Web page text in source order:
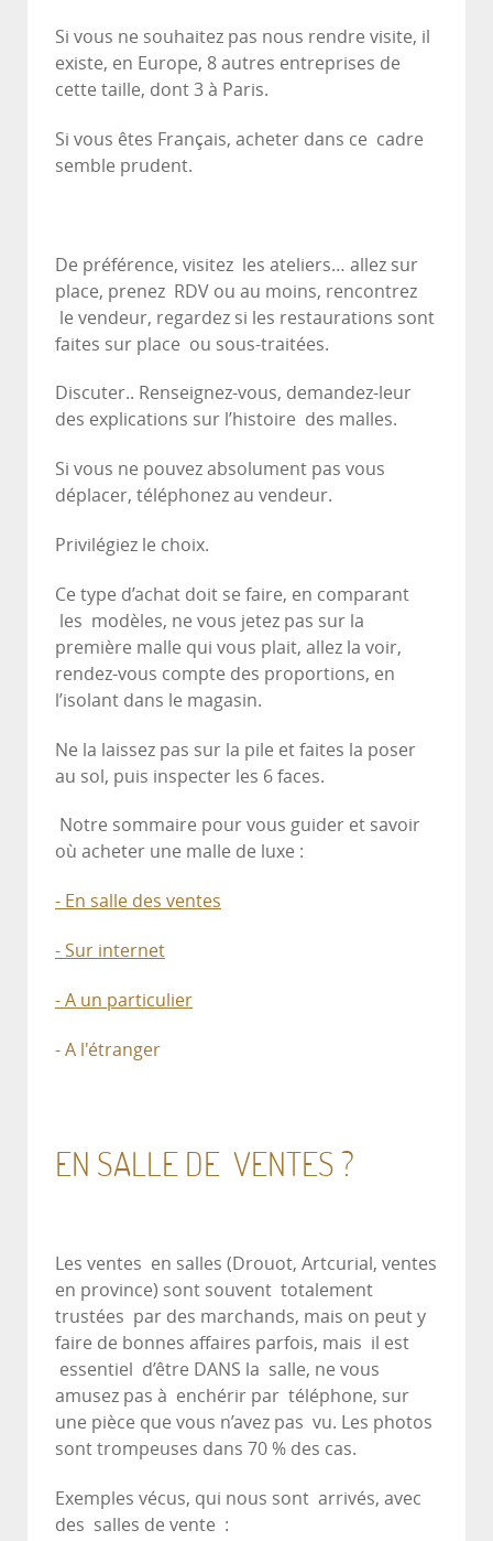
Si vous ne souhaitez pas nous rendre visite, il
existe, en Europe, 8 autres entreprises de
cette taille, dont 3 à Paris.
Si vous êtes Français, acheter dans ce cadre
semble prudent.
De préférence, visitez les ateliers… allez sur
place, prenez RDV ou au moins, rencontrez
le vendeur, regardez si les restaurations sont
faites sur place ou sous-traitées.
Discuter.. Renseignez-vous, demandez-leur
des explications sur l’histoire des malles.
Si vous ne pouvez absolument pas vous
déplacer, téléphonez au vendeur.
Privilégiez le choix.
Ce type d’achat doit se faire, en comparant
les modèles, ne vous jetez pas sur la
première malle qui vous plait, allez la voir,
rendez-vous compte des proportions, en
l’isolant dans le magasin.
Ne la laissez pas sur la pile et faites la poser
au sol, puis inspecter les 6 faces.
Notre sommaire pour vous guider et savoir
où acheter une malle de luxe :
- En salle des ventes
- Sur internet
- A un particulier
- A l'étranger
EN SALLE DE VENTES ?
Les ventes en salles (Drouot, Artcurial, ventes
en province) sont souvent totalement
trustées par des marchands, mais on peut y
faire de bonnes affaires parfois, mais il est
essentiel d’être DANS la salle, ne vous
amusez pas à enchérir par téléphone, sur
une pièce que vous n’avez pas vu. Les photos
sont trompeuses dans 70 % des cas.
Exemples vécus, qui nous sont arrivés, avec
des salles de vente :